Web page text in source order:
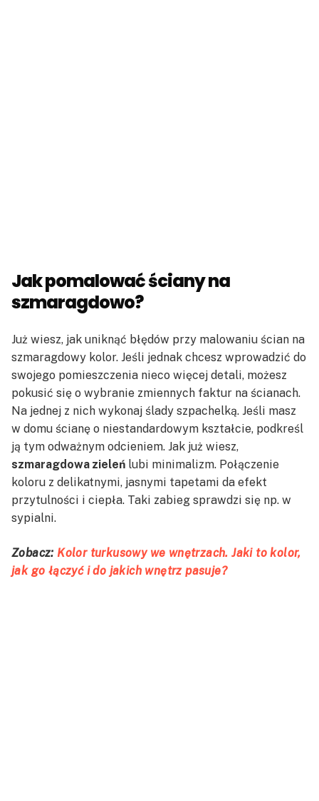
Jak pomalować ściany na
szmaragdowo?
Już wiesz, jak uniknąć błędów przy malowaniu ścian na
szmaragdowy kolor. Jeśli jednak chcesz wprowadzić do
swojego pomieszczenia nieco więcej detali, możesz
pokusić się o wybranie zmiennych faktur na ścianach.
Na jednej z nich wykonaj ślady szpachelką. Jeśli masz
w domu ścianę o niestandardowym kształcie, podkreśl
ją tym odważnym odcieniem. Jak już wiesz,
szmaragdowa zieleń lubi minimalizm. Połączenie
koloru z delikatnymi, jasnymi tapetami da efekt
przytulności i ciepła. Taki zabieg sprawdzi się np. w
sypialni.
Zobacz: Kolor turkusowy we wnętrzach. Jaki to kolor,
jak go łączyć i do jakich wnętrz pasuje?